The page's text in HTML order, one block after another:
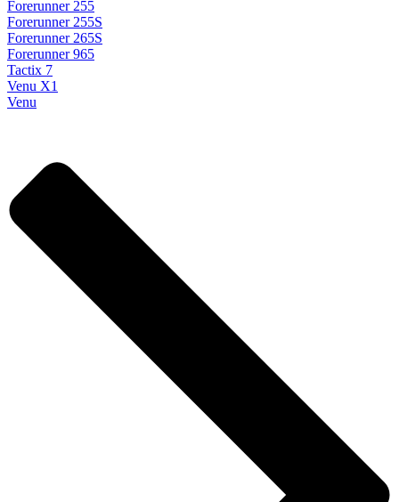
Forerunner 255
Forerunner 255S
Forerunner 265S
Forerunner 965
Tactix 7
Venu X1
Venu